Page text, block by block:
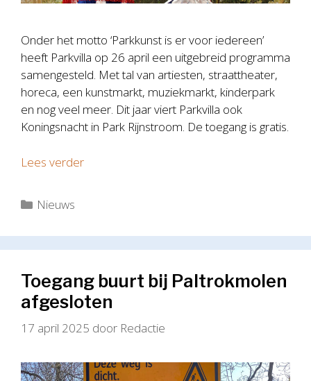
Onder het motto ‘Parkkunst is er voor iedereen’
heeft Parkvilla op 26 april een uitgebreid programma
samengesteld. Met tal van artiesten, straattheater,
horeca, een kunstmarkt, muziekmarkt, kinderpark
en nog veel meer. Dit jaar viert Parkvilla ook
Koningsnacht in Park Rijnstroom. De toegang is gratis.
Lees verder
Categorieën
Nieuws
Toegang buurt bij Paltrokmolen
afgesloten
17 april 2025 door Redactie